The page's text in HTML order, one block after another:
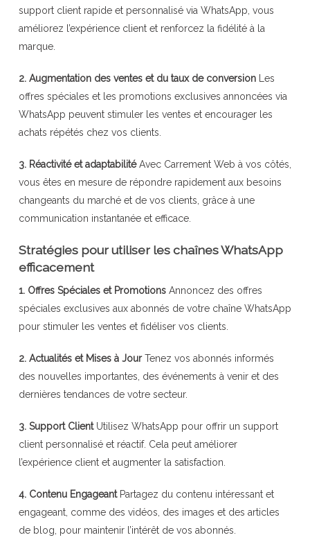
support client rapide et personnalisé via WhatsApp, vous
améliorez l’expérience client et renforcez la fidélité à la
marque.
2. Augmentation des ventes et du taux de conversionLes
offres spéciales et les promotions exclusives annoncées via
WhatsApp peuvent stimuler les ventes et encourager les
achats répétés chez vos clients.
3. Réactivité et adaptabilitéAvec Carrement Web à vos côtés,
vous êtes en mesure de répondre rapidement aux besoins
changeants du marché et de vos clients, grâce à une
communication instantanée et efficace.
Stratégies pour utiliser les chaînes WhatsApp
efficacement
1. Offres Spéciales et PromotionsAnnoncez des offres
spéciales exclusives aux abonnés de votre chaîne WhatsApp
pour stimuler les ventes et fidéliser vos clients.
2. Actualités et Mises à JourTenez vos abonnés informés
des nouvelles importantes, des événements à venir et des
dernières tendances de votre secteur.
3. Support ClientUtilisez WhatsApp pour offrir un support
client personnalisé et réactif. Cela peut améliorer
l’expérience client et augmenter la satisfaction.
4. Contenu EngageantPartagez du contenu intéressant et
engageant, comme des vidéos, des images et des articles
de blog, pour maintenir l’intérêt de vos abonnés.